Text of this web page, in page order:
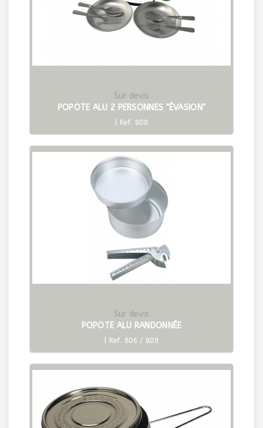
Sur devis
POPOTE ALU 2 PERSONNES "ÉVASION"
| Ref. 808
Sur devis
POPOTE ALU RANDONNÉE
| Ref. 806 / 809